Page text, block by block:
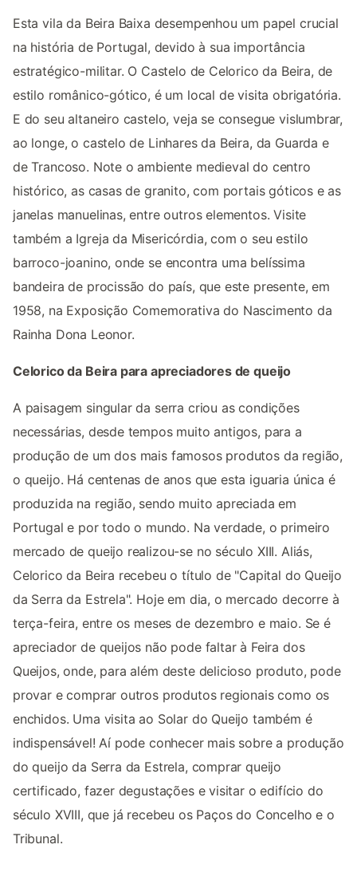
Esta vila da Beira Baixa desempenhou um papel crucial
na história de Portugal, devido à sua importância
estratégico-militar. O Castelo de Celorico da Beira, de
estilo românico-gótico, é um local de visita obrigatória.
E do seu altaneiro castelo, veja se consegue vislumbrar,
ao longe, o castelo de Linhares da Beira, da Guarda e
de Trancoso. Note o ambiente medieval do centro
histórico, as casas de granito, com portais góticos e as
janelas manuelinas, entre outros elementos. Visite
também a Igreja da Misericórdia, com o seu estilo
barroco-joanino, onde se encontra uma belíssima
bandeira de procissão do país, que este presente, em
1958, na Exposição Comemorativa do Nascimento da
Rainha Dona Leonor.
Celorico da Beira para apreciadores de queijo
A paisagem singular da serra criou as condições
necessárias, desde tempos muito antigos, para a
produção de um dos mais famosos produtos da região,
o queijo. Há centenas de anos que esta iguaria única é
produzida na região, sendo muito apreciada em
Portugal e por todo o mundo. Na verdade, o primeiro
mercado de queijo realizou-se no século XIII. Aliás,
Celorico da Beira recebeu o título de "Capital do Queijo
da Serra da Estrela". Hoje em dia, o mercado decorre à
terça-feira, entre os meses de dezembro e maio. Se é
apreciador de queijos não pode faltar à Feira dos
Queijos, onde, para além deste delicioso produto, pode
provar e comprar outros produtos regionais como os
enchidos. Uma visita ao Solar do Queijo também é
indispensável! Aí pode conhecer mais sobre a produção
do queijo da Serra da Estrela, comprar queijo
certificado, fazer degustações e visitar o edifício do
século XVIII, que já recebeu os Paços do Concelho e o
Tribunal.